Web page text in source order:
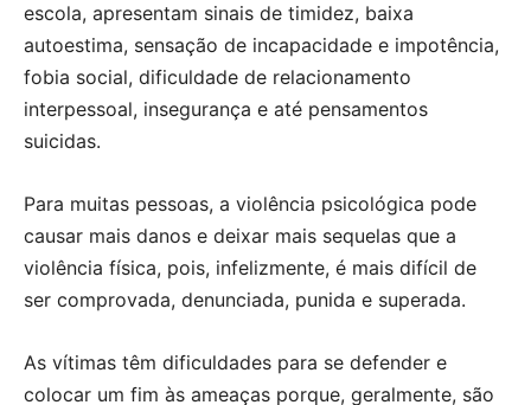
escola, apresentam sinais de timidez, baixa
autoestima, sensação de incapacidade e impotência,
fobia social, dificuldade de relacionamento
interpessoal, insegurança e até pensamentos
suicidas.
Para muitas pessoas, a violência psicológica pode
causar mais danos e deixar mais sequelas que a
violência física, pois, infelizmente, é mais difícil de
ser comprovada, denunciada, punida e superada.
As vítimas têm dificuldades para se defender e
colocar um fim às ameaças porque, geralmente, são